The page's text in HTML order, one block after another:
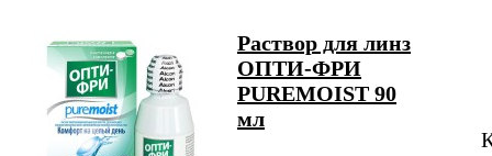
Раствор для линз
ОПТИ-ФРИ
PUREMOIST 90
мл